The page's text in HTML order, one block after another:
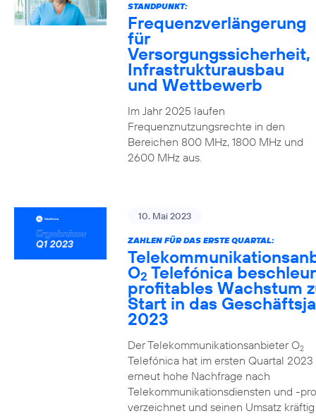
STANDPUNKT:
Frequenzverlängerung
für
Versorgungssicherheit,
Infrastrukturausbau
und Wettbewerb
Im Jahr 2025 laufen
Frequenznutzungsrechte in den
Bereichen 800 MHz, 1800 MHz und
2600 MHz aus.
10. Mai 2023
ZAHLEN FÜR DAS ERSTE QUARTAL:
O2 Telefónica
profitables Wachstum
Start in das
2023
Der Telekommunikationsanbieter O2
Telefónica hat im ersten Quartal 2023
erneut hohe Nachfrage nach
Telekommunikationsdiensten und -
verzeichnet und seinen Umsatz